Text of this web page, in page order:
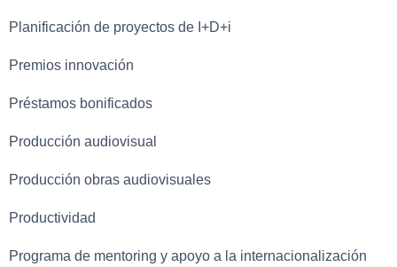
Planificación de proyectos de I+D+i
Premios innovación
Préstamos bonificados
Producción audiovisual
Producción obras audiovisuales
Productividad
Programa de mentoring y apoyo a la internacionalización